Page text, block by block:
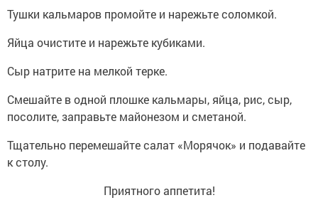
Тушки кальмаров промойте и нарежьте соломкой.
Яйца очистите и нарежьте кубиками.
Сыр натрите на мелкой терке.
Смешайте в одной плошке кальмары, яйца, рис, сыр,
посолите, заправьте майонезом и сметаной.
Тщательно перемешайте салат «Морячок» и подавайте
к столу.
Приятного аппетита!